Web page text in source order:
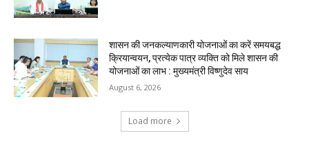
शासन की जनकल्याणकारी योजनाओं का करें समयबद्ध
क्रियान्वयन, प्रत्येक पात्र व्यक्ति को मिले शासन की
योजनाओं का लाभ : मुख्यमंत्री विष्णुदेव साय
August 6, 2026
Load more